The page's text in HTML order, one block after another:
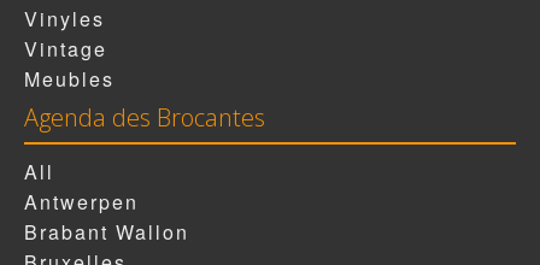
Vinyles
Vintage
Meubles
Agenda des Brocantes
All
Antwerpen
Brabant Wallon